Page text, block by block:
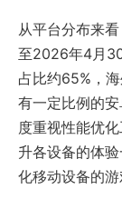
从平台分布来
至2026年4月
占比约65%，
有一定比例的
度重视性能优
升各设备的体
化移动设备的游